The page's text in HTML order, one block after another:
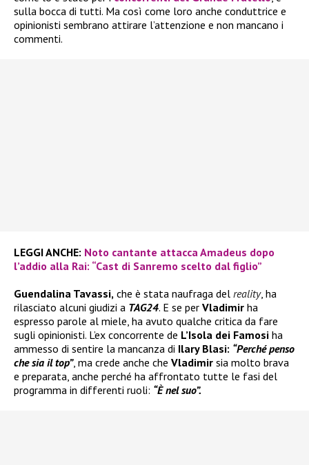
sulla bocca di tutti. Ma così come loro anche conduttrice e
opinionisti sembrano attirare l’attenzione e non mancano i
commenti.
LEGGI ANCHE: Noto cantante attacca Amadeus dopo
l’addio alla Rai: “Cast di Sanremo scelto dal figlio”
Guendalina Tavassi, che è stata naufraga del reality, ha
rilasciato alcuni giudizi a TAG24. E se per Vladimir ha
espresso parole al miele, ha avuto qualche critica da fare
sugli opinionisti. L’ex concorrente de L’Isola dei Famosi ha
ammesso di sentire la mancanza di Ilary Blasi: “Perché penso
che sia il top”, ma crede anche che Vladimir sia molto brava
e preparata, anche perché ha affrontato tutte le fasi del
programma in differenti ruoli: “È nel suo”.